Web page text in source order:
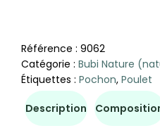
Référence : 9062
Catégorie : Bubi Nature
Étiquettes : Pochon, Poulet
Description